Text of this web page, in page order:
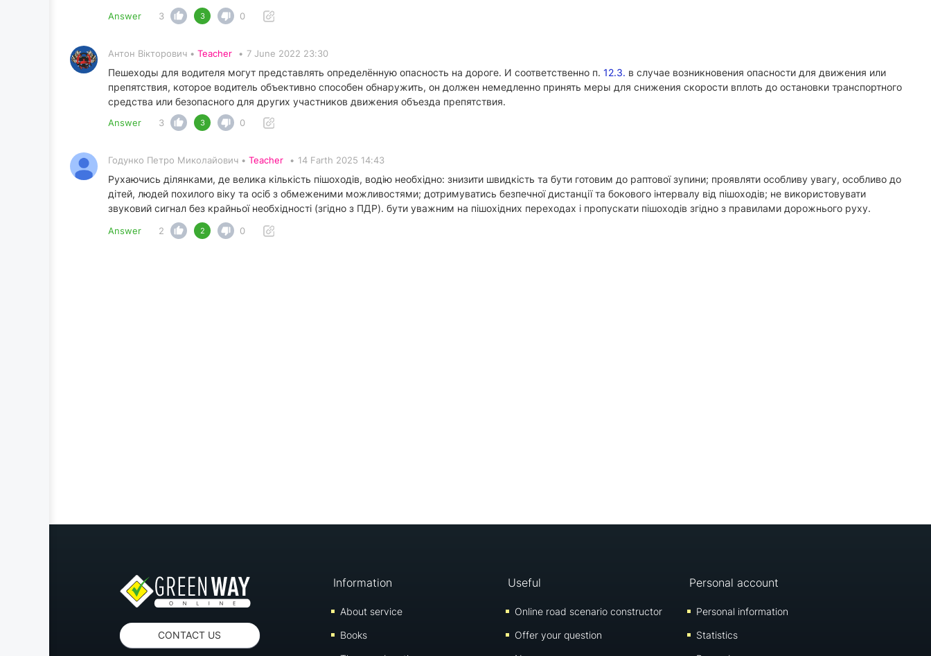
Answer 3 3 0
Антон Вікторович • Teacher • 7 June 2022 23:30
Пешеходы для водителя могут представлять определённую опасность на дороге. И соответственно п. 12.3. в случае возникновения опасности для движения или
препятствия, которое водитель объективно способен обнаружить, он должен немедленно принять меры для снижения скорости вплоть до остановки транспортного
средства или безопасного для других участников движения объезда препятствия.
Answer 3 3 0
Годунко Петро Миколайович • Teacher • 14 Farth 2025 14:43
Рухаючись ділянками, де велика кількість пішоходів, водію необхідно: знизити швидкість та бути готовим до раптової зупини; проявляти особливу увагу, особливо до
дітей, людей похилого віку та осіб з обмеженими можливостями; дотримуватись безпечної дистанції та бокового інтервалу від пішоходів; не використовувати
звуковий сигнал без крайньої необхідності (згідно з ПДР). бути уважним на пішохідних переходах і пропускати пішоходів згідно з правилами дорожнього руху.
Answer 2 2 0
CONTACT US
Information
About service
Books
Useful
Online road scenario constructor
Offer your question
Personal account
Personal information
Statistics